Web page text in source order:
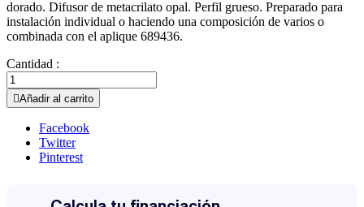
dorado. Difusor de metacrilato opal. Perfil grueso. Preparado para
instalación individual o haciendo una composición de varios o
combinada con el aplique 689436.
Cantidad :
Añadir al carrito
Facebook
Twitter
Pinterest